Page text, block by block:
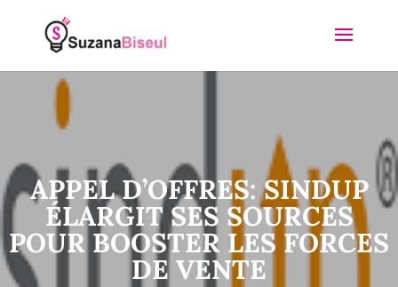
APPEL D’OFFRES: SINDUP
ÉLARGIT SES SOURCES
POUR BOOSTER LES FORCES
DE VENTE